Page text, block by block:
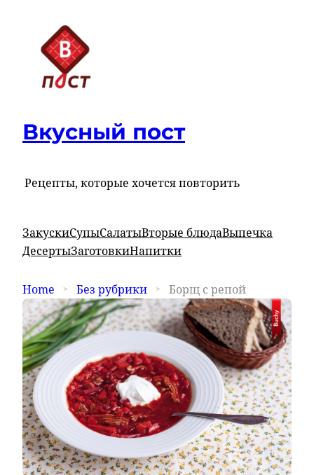
Вкусный пост
Рецепты, которые хочется повторить
ЗакускиСупыСалатыВторые блюдаВыпечка
ДесертыЗаготовкиНапитки
Home Без рубрики Борщ с репой